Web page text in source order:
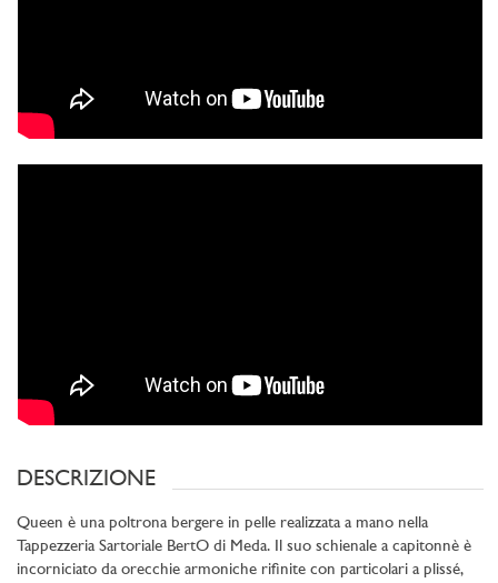
DESCRIZIONE
Queen è una poltrona bergere in pelle realizzata a mano nella
Tappezzeria Sartoriale BertO di Meda. Il suo schienale a capitonnè è
incorniciato da orecchie armoniche rifinite con particolari a plissé,